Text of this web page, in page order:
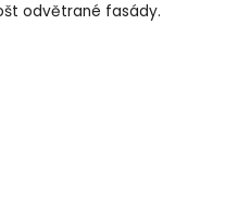
odvětrané fasády.